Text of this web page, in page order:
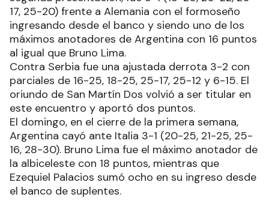
17, 25-20) frente a Alemania con el formoseño
ingresando desde el banco y siendo uno de los
máximos anotadores de Argentina con 16 puntos
al igual que Bruno Lima.
Contra Serbia fue una ajustada derrota 3-2 con
parciales de 16-25, 18-25, 25-17, 25-12 y 6-15. El
oriundo de San Martín Dos volvió a ser titular en
este encuentro y aportó dos puntos.
El domingo, en el cierre de la primera semana,
Argentina cayó ante Italia 3-1 (20-25, 21-25, 25-
16, 28-30). Bruno Lima fue el máximo anotador de
la albiceleste con 18 puntos, mientras que
Ezequiel Palacios sumó ocho en su ingreso desde
el banco de suplentes.